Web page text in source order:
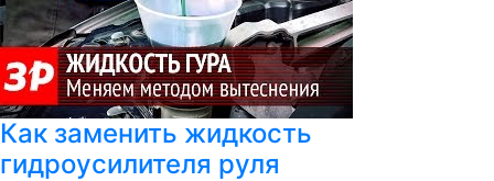
Как заменить жидкость
гидроусилителя руля